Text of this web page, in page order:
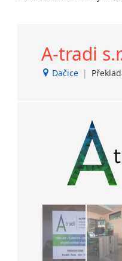
Dačice
Děčín
Dvůr
Kladno
Krucemburk
Lanžhot
Nový Bor
Nový Jičín
Opava
Protivanov
Roudnice
Slavonice
A-tradi
Dačice |